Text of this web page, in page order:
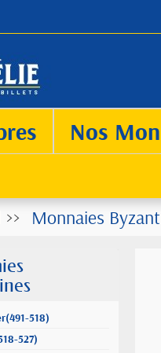
Nos
Monnaies
518)
527)